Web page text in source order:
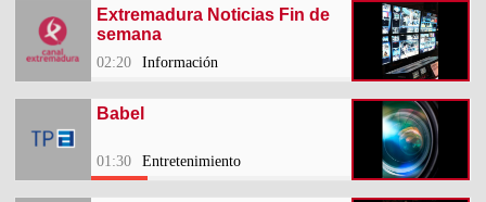
Extremadura Noticias Fin de
semana
02:20 Información
Babel
01:30 Entretenimiento